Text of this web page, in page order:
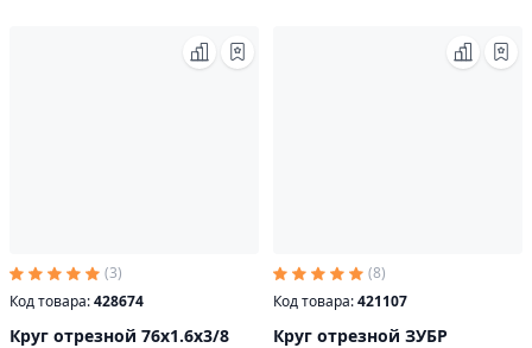
(3)
Код товара:428674
Круг отрезной 76х1.6х3/8
(8)
Код товара:421107
Круг отрезной ЗУБР